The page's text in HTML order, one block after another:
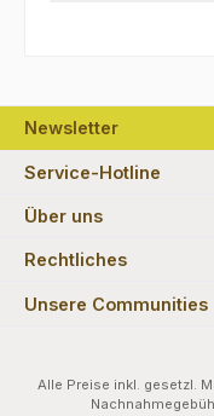
Newsletter
Service-Hotline
Über uns
Rechtliches
Unsere Communities
Alle Preise inkl. gesetzl.